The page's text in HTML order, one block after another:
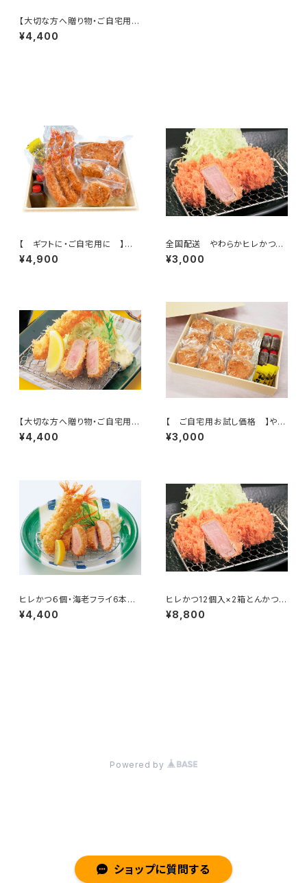
ショップに質問する
【大切な方へ贈り物・ご自宅用に
も】ヒレカツ 12個入とんかつソ
ース付
¥4,400
【 ギフトに・ご自宅用に 】海
老ヒレロースかつ(ヒレかつ3個
ロースかつ2枚海老ﾌﾗｲ6本セッ
¥4,900
全国配送 やわらかヒレかつ9
個入とんかつソース付
¥3,000
【大切な方へ贈り物・ご自宅用に
も】ヒレカツ 12個入とんかつソ
ース付
¥4,400
【 ご自宅用お試し価格 】やわ
らかヒレカツ 9個入味噌ダレ
付
¥3,000
ヒレかつ６個・海老フライ6本セ
ットとんかつソース付
¥4,400
ヒレかつ12個入×2箱とんかつソ
ース付
¥8,800
Powered by